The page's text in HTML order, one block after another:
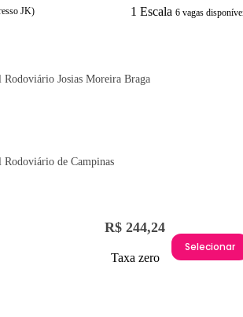
1 Escala 6 vagas
Rodoviário Josias Moreira Braga
Rodoviário de Campinas
R$ 244,24
Taxa zero
Selecionar